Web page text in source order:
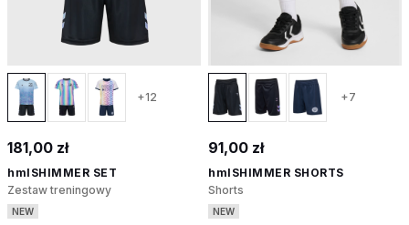
+12
181,00 zł
hmlSHIMMER SET
Zestaw treningowy
NEW
+7
91,00 zł
hmlSHIMMER SHORTS
Shorts
NEW